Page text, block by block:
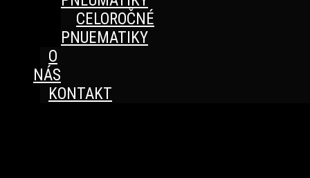
CELOROČNÉ
PNUEMATIKY
O
NÁS
KONTAKT